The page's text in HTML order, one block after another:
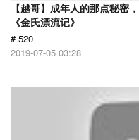
【越哥】成年人的那点秘密
《金氏漂流记》
# 520
2019-07-05 03:28